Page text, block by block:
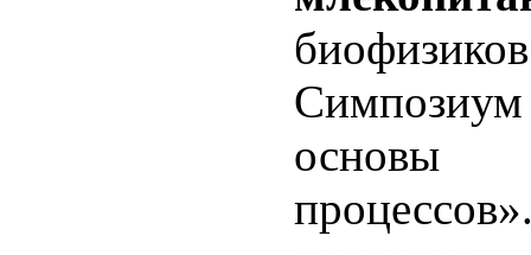
основы